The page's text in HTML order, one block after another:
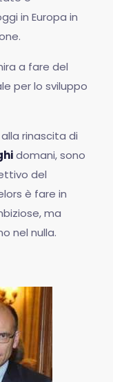
in Europa in
a fare del
per lo sviluppo
rinascita di
domani, sono
del
è fare in
ma
nel nulla.